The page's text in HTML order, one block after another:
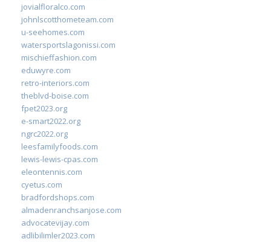
jovialfloralco.com
johnlscotthometeam.com
u-seehomes.com
watersportslagonissi.com
mischieffashion.com
eduwyre.com
retro-interiors.com
theblvd-boise.com
fpet2023.org
e-smart2022.org
ngrc2022.org
leesfamilyfoods.com
lewis-lewis-cpas.com
eleontennis.com
cyetus.com
bradfordshops.com
almadenranchsanjose.com
advocatevijay.com
adlibilimler2023.com